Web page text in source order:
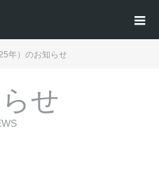
年）のお知らせ
せ